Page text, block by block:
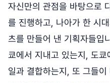
자신만의 관점을 바탕으로
를 진행하고, 나아가 한 시
츠를 만들어 낸 기획자들입
쿄에서 지내고 있는지, 도
일과 결합하는지, 또 그들